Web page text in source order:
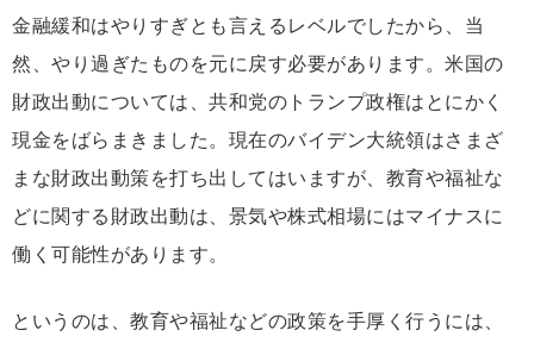
金融緩和はやりすぎとも言えるレベルでしたから、当
然、やり過ぎたものを元に戻す必要があります。米国の
財政出動については、共和党のトランプ政権はとにかく
現金をばらまきました。現在のバイデン大統領はさまざ
まな財政出動策を打ち出してはいますが、教育や福祉な
どに関する財政出動は、景気や株式相場にはマイナスに
働く可能性があります。
というのは、教育や福祉などの政策を手厚く行うには、